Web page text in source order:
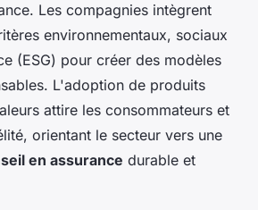
Les compagnies intègrent
environnementaux, sociaux
(ESG) pour créer des modèles
L'adoption de produits
attire les consommateurs et
orientant le secteur vers une
en assurance durable et